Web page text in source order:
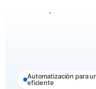
Automatización para
eficiente